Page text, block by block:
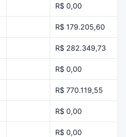
R$ 0,00
R$ 179.205,60
R$ 282.349,73
R$ 0,00
R$ 770.119,55
R$ 0,00
R$ 0,00